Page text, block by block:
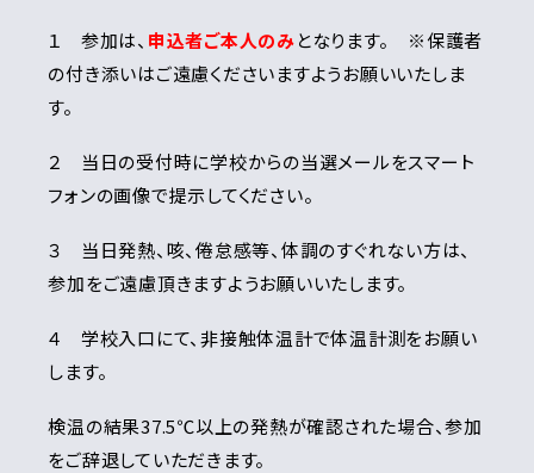
１ 参加は、 申込者ご本人のみとなります。 ※保護者
の付き添いはご遠慮くださいますようお願いいたしま
す。
２ 当日の受付時に学校からの当選メールをスマート
フォンの画像で提示してください。
３ 当日発熱、咳、倦怠感等、体調のすぐれない方は、
参加をご遠慮頂きますようお願いいたします。
４ 学校入口にて、非接触体温計で体温計測をお願い
します。
検温の結果37.5℃以上の発熱が確認された場合、参加
をご辞退していただきます。